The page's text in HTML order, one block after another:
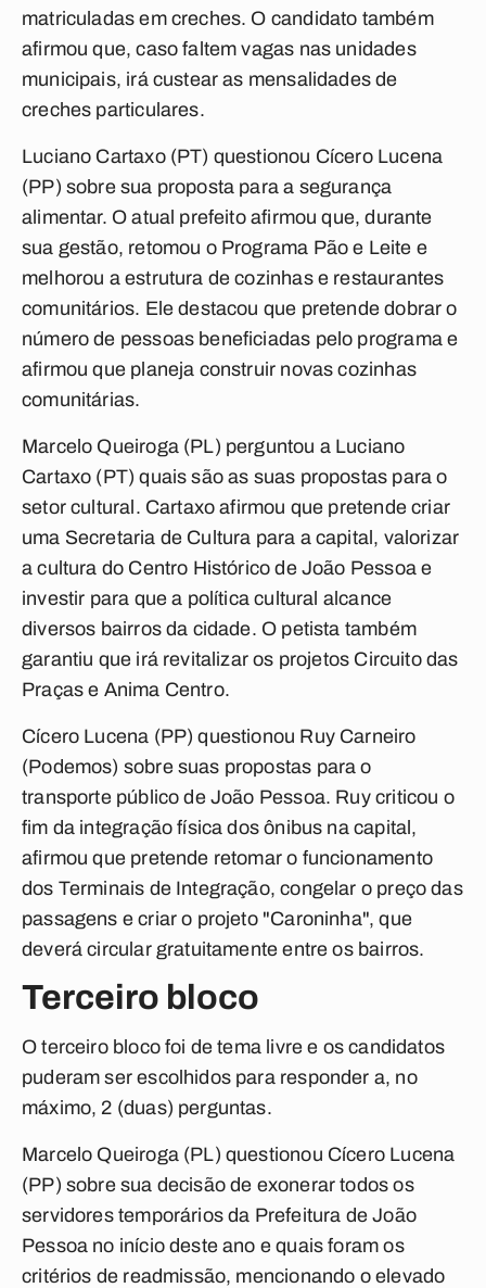
matriculadas em creches. O candidato também
afirmou que, caso faltem vagas nas unidades
municipais, irá custear as mensalidades de
creches particulares.
Luciano Cartaxo (PT) questionou Cícero Lucena
(PP) sobre sua proposta para a segurança
alimentar. O atual prefeito afirmou que, durante
sua gestão, retomou o Programa Pão e Leite e
melhorou a estrutura de cozinhas e restaurantes
comunitários. Ele destacou que pretende dobrar o
número de pessoas beneficiadas pelo programa e
afirmou que planeja construir novas cozinhas
comunitárias.
Marcelo Queiroga (PL) perguntou a Luciano
Cartaxo (PT) quais são as suas propostas para o
setor cultural. Cartaxo afirmou que pretende criar
uma Secretaria de Cultura para a capital, valorizar
a cultura do Centro Histórico de João Pessoa e
investir para que a política cultural alcance
diversos bairros da cidade. O petista também
garantiu que irá revitalizar os projetos Circuito das
Praças e Anima Centro.
Cícero Lucena (PP) questionou Ruy Carneiro
(Podemos) sobre suas propostas para o
transporte público de João Pessoa. Ruy criticou o
fim da integração física dos ônibus na capital,
afirmou que pretende retomar o funcionamento
dos Terminais de Integração, congelar o preço das
passagens e criar o projeto "Caroninha", que
deverá circular gratuitamente entre os bairros.
Terceiro bloco
O terceiro bloco foi de tema livre e os candidatos
puderam ser escolhidos para responder a, no
máximo, 2 (duas) perguntas.
Marcelo Queiroga (PL) questionou Cícero Lucena
(PP) sobre sua decisão de exonerar todos os
servidores temporários da Prefeitura de João
Pessoa no início deste ano e quais foram os
critérios de readmissão, mencionando o elevado